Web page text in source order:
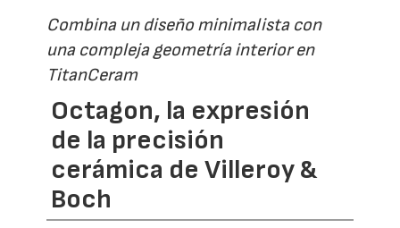
Combina un diseño minimalista con
una compleja geometría interior en
TitanCeram
Octagon, la expresión
de la precisión
cerámica de Villeroy &
Boch